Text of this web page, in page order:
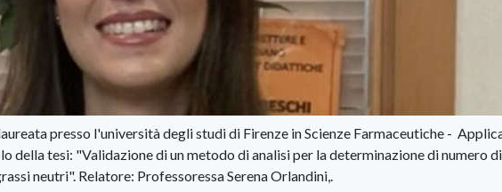
presso l'università degli studi di Firenze in Scienze Farmaceutiche -
della tesi: "Validazione di un metodo di analisi per la determinazione di numero
neutri". Relatore: Professoressa Serena Orlandini,.